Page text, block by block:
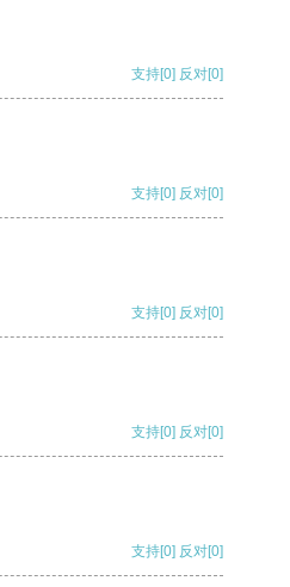
支持[0] 反对[0]
支持[0] 反对[0]
支持[0] 反对[0]
支持[0] 反对[0]
支持[0] 反对[0]